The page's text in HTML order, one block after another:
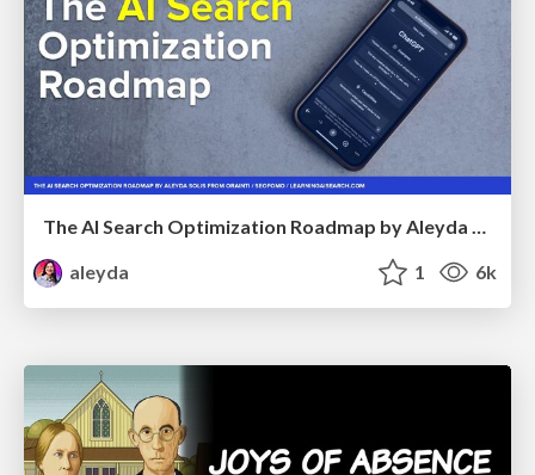
The AI Search Optimization Roadmap by Aleyda Solis
aleyda
1 6k